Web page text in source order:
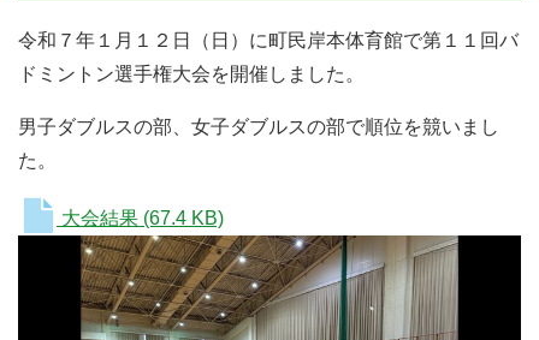
令和７年１月１２日（日）に町民岸本体育館で第１１回バ
ドミントン選手権大会を開催しました。
男子ダブルスの部、女子ダブルスの部で順位を競いまし
た。
大会結果 (67.4 KB)